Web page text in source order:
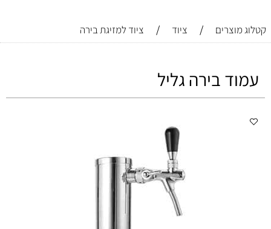
קטלוג מוצרים / ציוד / ציוד למזיגת בירה
עמוד בירה גליל